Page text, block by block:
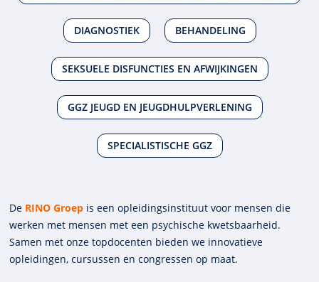
DIAGNOSTIEK BEHANDELING
SEKSUELE DISFUNCTIES EN AFWIJKINGEN
GGZ JEUGD EN JEUGDHULPVERLENING
SPECIALISTISCHE GGZ
De RINO Groep is een opleidings­insti­tuut voor mensen die
werken met mensen met een psychische kwets­baar­heid.
Samen met onze top­docenten bieden we innova­tieve
opleidingen, cursussen en congres­sen op maat.